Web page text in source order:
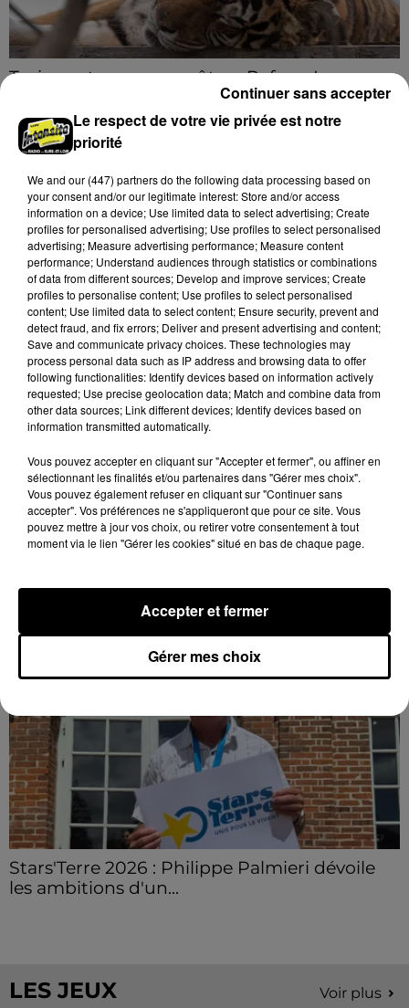
Trois nocturnes en août au Refuge La
Les visiteurs peuvent en profiter jusqu'à 22h00 les
samedi 8, 15 et 29 août.
A LA UNE Voir plus
Coupe de France : les basketteurs chartrains
connaissent la...
Le C'CMBM affrontera un autre club de la région
Centre à l'occasion des 32es de finale de la Coupe de
LE GRAND FORMAT Voir plus
Stars'Terre 2026 : Philippe Palmieri dévoile
les ambitions d'un...
LES JEUX Voir plus
Le respect de votre vie privée est notre
priorité
We and our (447) partnersdo the following data processing based on
your consent and/or our legitimate interest: Store and/or access
information on a device; Use limited data to select advertising; Create
profiles for personalised advertising; Use profiles to select personalised
advertising; Measure advertising performance; Measure content
performance; Understand audiences through statistics or combinations
of data from different sources; Develop and improve services; Create
profiles to personalise content; Use profiles to select personalised
content; Use limited data to select content; Ensure security, prevent and
detect fraud, and fix errors; Deliver and present advertising and content;
Save and communicate privacy choices. These technologies may
process personal data such as IP address and browsing data to offer
following functionalities: Identify devices based on information actively
requested; Use precise geolocation data; Match and combine data from
other data sources; Link different devices; Identify devices based on
information transmitted automatically.
Vous pouvez accepter en cliquant sur "Accepter et fermer", ou affiner en
sélectionnant les finalités et/ou partenaires dans "Gérer mes choix".
Vous pouvez également refuser en cliquant sur "Continuer sans
accepter". Vos préférences ne s'appliqueront que pour ce site. Vous
pouvez mettre à jour vos choix, ou retirer votre consentement à tout
moment via le lien "Gérer les cookies" situé en bas de chaque page.
Gérer mes choix
Accepter et fermer
Continuer sans accepter